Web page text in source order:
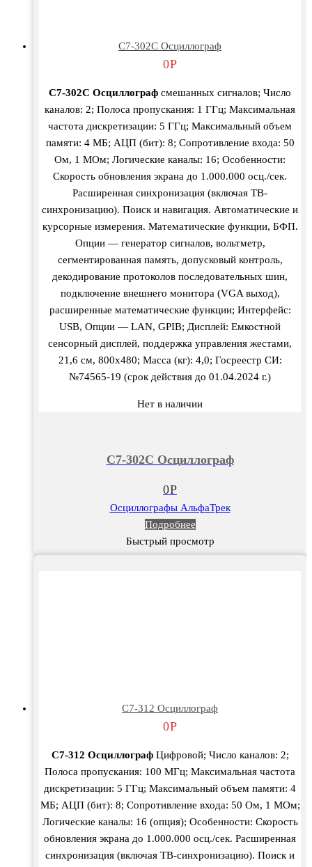
С7-302С Осциллограф
0Р
С7-302С Осциллограф смешанных сигналов; Число
каналов: 2; Полоса пропускания: 1 ГГц; Максимальная
частота дискретизации: 5 ГГц; Максимальный объем
памяти: 4 МБ; АЦП (бит): 8; Сопротивление входа: 50
Ом, 1 МОм; Логические каналы: 16; Особенности:
Скорость обновления экрана до 1.000.000 осц./сек.
Расширенная синхронизация (включая ТВ-
синхронизацию). Поиск и навигация. Автоматические и
курсорные измерения. Математические функции, БФП.
Опции — генератор сигналов, вольтметр,
сегментированная память, допусковый контроль,
декодирование протоколов последовательных шин,
подключение внешнего монитора (VGA выход),
расширенные математические функции; Интерфейс:
USB, Опции — LAN, GPIB; Дисплей: Емкостной
сенсорный дисплей, поддержка управления жестами,
21,6 см, 800х480; Масса (кг): 4,0; Госреестр СИ:
№74565-19 (срок действия до 01.04.2024 г.)
Нет в наличии
С7-302С Осциллограф
0Р
Осциллографы АльфаТрек
Подробнее
Быстрый просмотр
С7-312 Осциллограф
0Р
С7-312 ОсциллографЦифровой; Число каналов: 2;
Полоса пропускания: 100 МГц; Максимальная частота
дискретизации: 5 ГГц; Максимальный объем памяти: 4
МБ; АЦП (бит): 8; Сопротивление входа: 50 Ом, 1 МОм;
Логические каналы: 16 (опция); Особенности: Скорость
обновления экрана до 1.000.000 осц./сек. Расширенная
синхронизация (включая ТВ-синхронизацию). Поиск и